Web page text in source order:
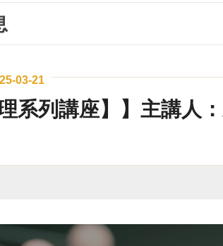
03-21
理系列講座】】主講人